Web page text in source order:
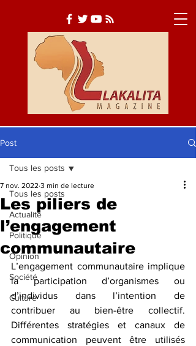
Actualité
Société
Culture
Post
Tous les posts
Actualité
Politique
Opinion
Société
Culture
Tous les posts
Les piliers de
l’engagement
communautaire
7 nov. 2022 3 min de lecture
L’engagement communautaire implique
la participation d’organismes ou
d’individus dans l’intention de
contribuer au bien-être collectif.
Différentes stratégies et canaux de
communication peuvent être utilisés